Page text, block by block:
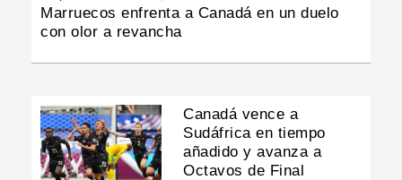
Marruecos enfrenta a Canadá en un duelo
con olor a revancha
Canadá vence a
Sudáfrica en tiempo
añadido y avanza a
Octavos de Final